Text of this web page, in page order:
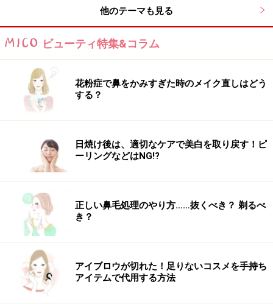
彼女の生活を見ると、日常生活に大きな支障をきたさず
にウォーキングを上手に取り入れられています。運動を
するためにまとまった時間を作れない人や、連続して運
動をするのが苦手な人にはオススメの方法です。
10分ウォーキングは食前・食後で目的が異なる！
食前の空腹の状態の時は血糖値が下がっている状態。カ
ラダを動かすために消費されるのはエネルギーを蓄えて
いる脂肪です。体重を少しずつ落としていきたい人は、
食前の運動がオススメです。
他のテーマも見る
ビューティ特集&コラム
花粉症で鼻をかみすぎた時のメイク直しはどう
する？
日焼け後は、適切なケアで美白を取り戻す！ピ
ーリングなどはNG!?
正しい鼻毛処理のやり方……抜くべき？ 剃るべ
き？
アイブロウが切れた！足りないコスメを手持ち
アイテムで代用する方法